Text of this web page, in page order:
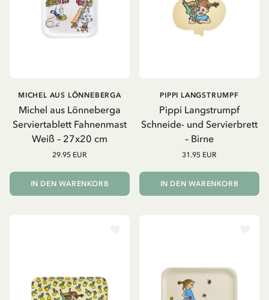
Michel aus Lönneberga
Serviertablett Fahnenmast
Weiß – 27x20 cm
MICHEL AUS LÖNNEBERGA
29.95 EUR
IN DEN WARENKORB
Pippi Langstrumpf
Schneide- und Servierbrett
– Birne
PIPPI LANGSTRUMPF
31.95 EUR
IN DEN WARENKORB